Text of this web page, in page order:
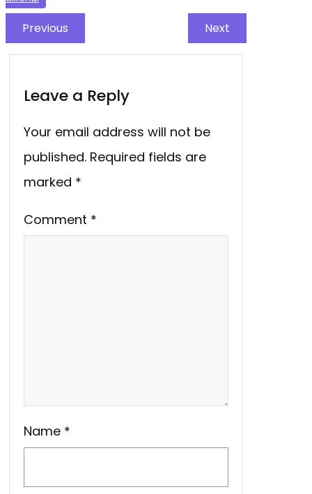
Previous Next
Leave a Reply
Your email address will not be
published. Required fields are
marked *
Comment *
Name *